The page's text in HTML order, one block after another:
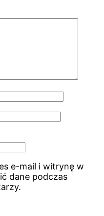
e-mail i witrynę w
dane podczas